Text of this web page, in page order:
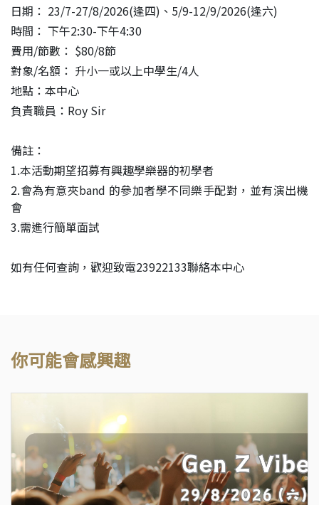
日期： 23/7-27/8/2026(逢四)、5/9-12/9/2026(逢六)
時間： 下午2:30-下午4:30
費用/節數： $80/8節
對象/名額： 升小一或以上中學生/4人
地點：本中心
負責職員：Roy Sir
備註：
1.本活動期望招募有興趣學樂器的初學者
2.會為有意夾band 的參加者學不同樂手配對，並有演出機
會
3.需進行簡單面試
如有任何查詢，歡迎致電23922133聯絡本中心
你可能會感興趣